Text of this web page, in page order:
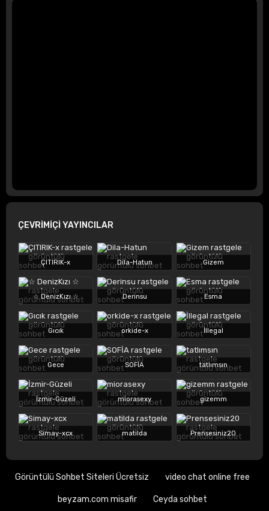
ÇEVRİMİÇİ YAYINCILAR
ÇITIRIK-x Dila-Hatun Gizem
☆ DenizKızı ☆ Derinsu Esma
Gıcık orkide-x İllegal
Gece SOFİA tatlımsın
İzmir-Güzeli miorasexy gizemm
Simay-xcx matilda Prensesiniz20
Görüntülü Sohbet Siteleri Ücretsiz video chat online free
beyzam.com misafir Ceyda sohbet